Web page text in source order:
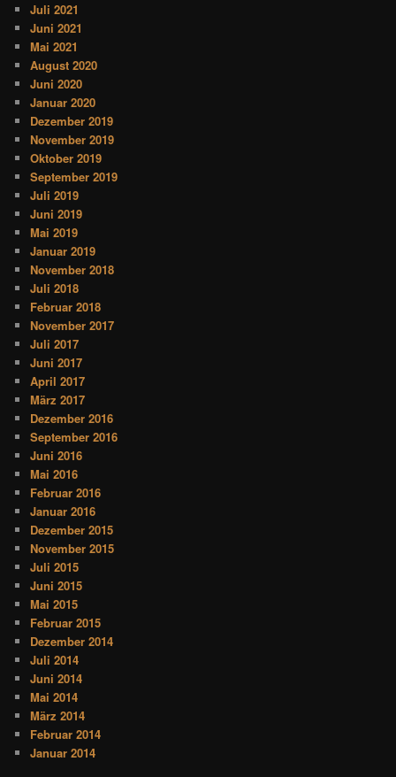
Juli 2021
Juni 2021
Mai 2021
August 2020
Juni 2020
Januar 2020
Dezember 2019
November 2019
Oktober 2019
September 2019
Juli 2019
Juni 2019
Mai 2019
Januar 2019
November 2018
Juli 2018
Februar 2018
November 2017
Juli 2017
Juni 2017
April 2017
März 2017
Dezember 2016
September 2016
Juni 2016
Mai 2016
Februar 2016
Januar 2016
Dezember 2015
November 2015
Juli 2015
Juni 2015
Mai 2015
Februar 2015
Dezember 2014
Juli 2014
Juni 2014
Mai 2014
März 2014
Februar 2014
Januar 2014